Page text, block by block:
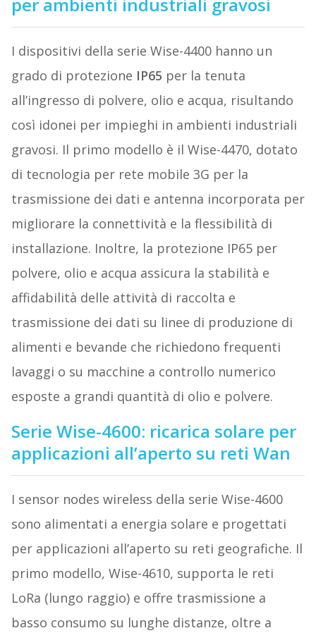
per ambienti industriali gravosi
I dispositivi della serie Wise-4400 hanno un
grado di protezione IP65 per la tenuta
all’ingresso di polvere, olio e acqua, risultando
così idonei per impieghi in ambienti industriali
gravosi. Il primo modello è il Wise-4470, dotato
di tecnologia per rete mobile 3G per la
trasmissione dei dati e antenna incorporata per
migliorare la connettività e la flessibilità di
installazione. Inoltre, la protezione IP65 per
polvere, olio e acqua assicura la stabilità e
affidabilità delle attività di raccolta e
trasmissione dei dati su linee di produzione di
alimenti e bevande che richiedono frequenti
lavaggi o su macchine a controllo numerico
esposte a grandi quantità di olio e polvere.
Serie Wise-4600: ricarica solare per
applicazioni all’aperto su reti Wan
I sensor nodes wireless della serie Wise-4600
sono alimentati a energia solare e progettati
per applicazioni all’aperto su reti geografiche. Il
primo modello, Wise-4610, supporta le reti
LoRa (lungo raggio) e offre trasmissione a
basso consumo su lunghe distanze, oltre a